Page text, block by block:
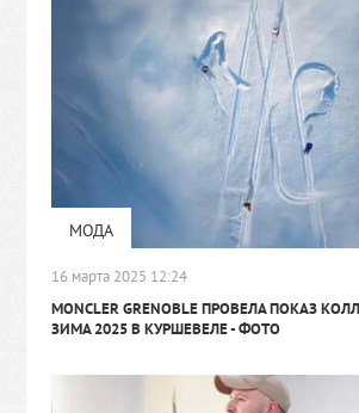
МОДА
16 марта 2025 12:24
MONCLER GRENOBLE ПРОВЕЛА ПОКАЗ
ЗИМА 2025 ​​В КУРШЕВЕЛЕ- ФОТО